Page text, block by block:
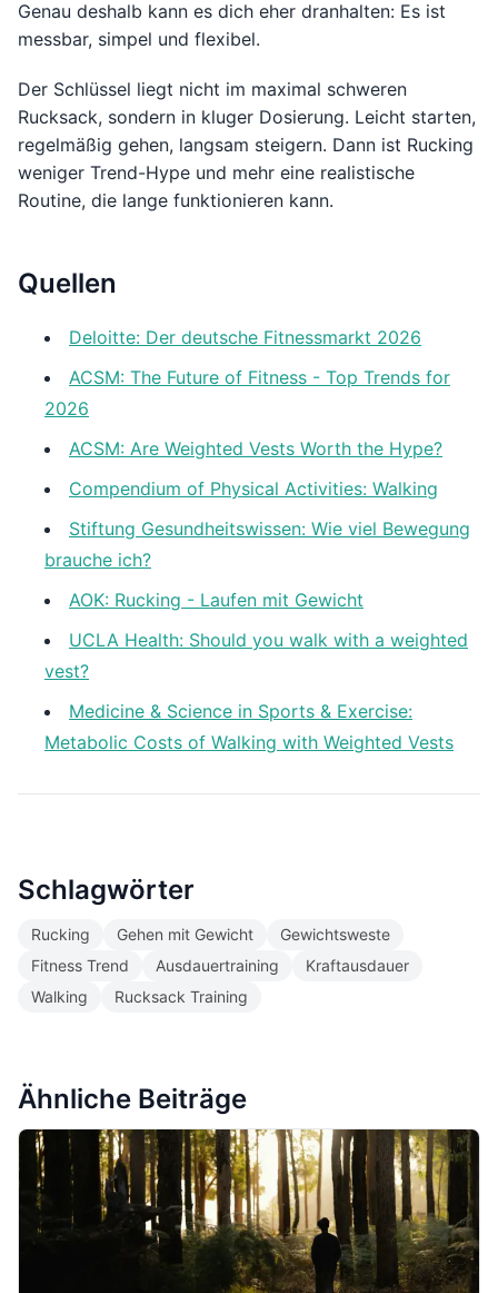
Genau deshalb kann es dich eher dranhalten: Es ist
messbar, simpel und flexibel.
Der Schlüssel liegt nicht im maximal schweren
Rucksack, sondern in kluger Dosierung. Leicht starten,
regelmäßig gehen, langsam steigern. Dann ist Rucking
weniger Trend-Hype und mehr eine realistische
Routine, die lange funktionieren kann.
Quellen
Deloitte: Der deutsche Fitnessmarkt 2026
ACSM: The Future of Fitness - Top Trends for
2026
ACSM: Are Weighted Vests Worth the Hype?
Compendium of Physical Activities: Walking
Stiftung Gesundheitswissen: Wie viel Bewegung
brauche ich?
AOK: Rucking - Laufen mit Gewicht
UCLA Health: Should you walk with a weighted
vest?
Medicine & Science in Sports & Exercise:
Metabolic Costs of Walking with Weighted Vests
Schlagwörter
Rucking Gehen mit Gewicht
Gewichtsweste
Fitness Trend
Ausdauertraining
Kraftausdauer
Walking
Rucksack Training
Ähnliche Beiträge